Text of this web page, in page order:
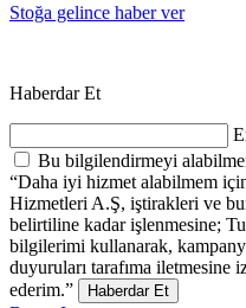
Stoğa gelince haber ver
Haberdar Et
Bu bilgilendirmeyi
“Daha iyi hizmet alabilmem
Hizmetleri A.Ş, iştirakleri ve
belirtiline kadar işlenmesine;
bilgilerimi kullanarak,
duyuruları tarafıma
ederim.”
Haberdar Et